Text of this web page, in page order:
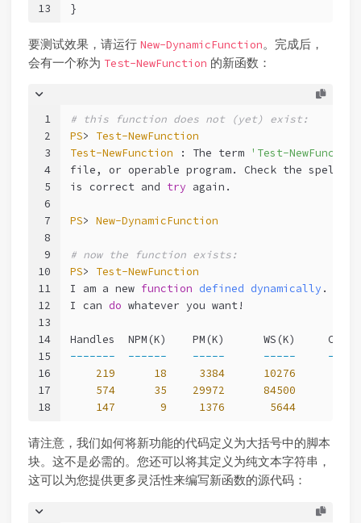
13
}
要测试效果，请运行 New-DynamicFunction。完成后，
会有一个称为 Test-NewFunction 的新函数：
1
2
3
4
5
6
7
8
9
10
11
12
13
14
15
16
17
18
# this function does not (yet) exist:
PS> Test-NewFunction
Test-NewFunction : The term 'Test-
file, or operable program. Check the
is correct and try again.
PS> New-DynamicFunction
# now the function exists:
PS> Test-NewFunction
I am a new function defined dynamically .
I can do whatever you want!
Handles  NPM(K)    PM(K)      WS(K)
-------
------ ----- -----
219
18 3384 10276
574
35 29972 84500
147
9 1376 5644
请注意，我们如何将新功能的代码定义为大括号中的脚本
块。这不是必需的。您还可以将其定义为纯文本字符串，
这可以为您提供更多灵活性来编写新函数的源代码：